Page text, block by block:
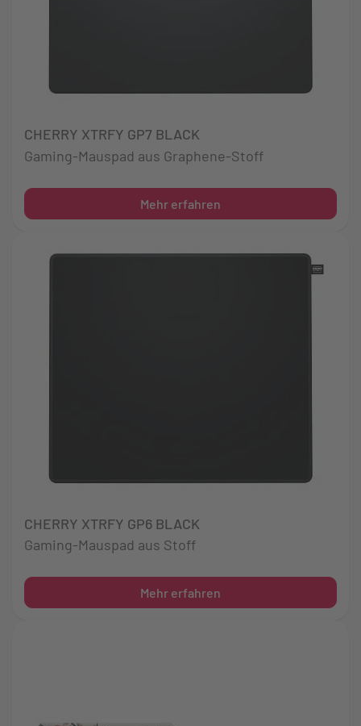
CHERRY XTRFY GP7 BLACK
Gaming-Mauspad aus Graphene-Stoff
Mehr erfahren
CHERRY XTRFY GP6 BLACK
Gaming-Mauspad aus Stoff
Mehr erfahren